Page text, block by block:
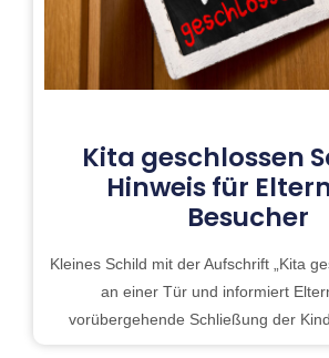
Kita geschlossen
Hinweis für
Besucher
Kleines Schild mit der Aufschrift „Kita
an einer Tür und informiert
vorübergehende Schließung der